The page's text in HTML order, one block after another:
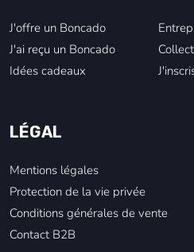
J'offre un Boncado
J'ai reçu un Boncado
Idées cadeaux
LÉGAL
Mentions légales
Protection de la vie privée
Conditions générales de vente
Contact B2B